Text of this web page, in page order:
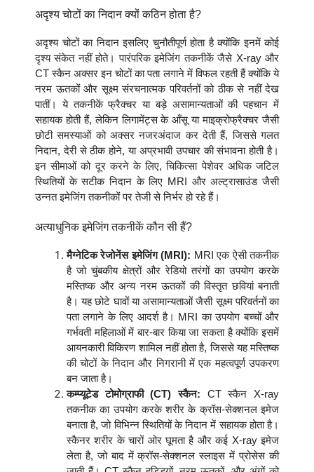
अदृश्य चोटों का निदान क्यों कठिन होता है?
अदृश्य चोटों का निदान इसलिए चुनौतीपूर्ण होता है क्योंकि इनमें कोई
दृश्य संकेत नहीं होते। पारंपरिक इमेजिंग तकनीकें जैसे X-ray और
CT स्कैन अक्सर इन चोटों का पता लगाने में विफल रहती हैं क्योंकि ये
नरम ऊतकों और सूक्ष्म संरचनात्मक परिवर्तनों को ठीक से नहीं देख
पातीं। ये तकनीकें फ्रैक्चर या बड़े असामान्यताओं की पहचान में
सहायक होती हैं, लेकिन लिगामेंट्स के आँसू या माइक्रोफ्रैक्चर जैसी
छोटी समस्याओं को अक्सर नजरअंदाज कर देती हैं, जिससे गलत
निदान, देरी से ठीक होने, या अप्रभावी उपचार की संभावना होती है।
इन सीमाओं को दूर करने के लिए, चिकित्सा पेशेवर अधिक जटिल
स्थितियों के सटीक निदान के लिए MRI और अल्ट्रासाउंड जैसी
उन्नत इमेजिंग तकनीकों पर तेजी से निर्भर हो रहे हैं।
अत्याधुनिक इमेजिंग तकनीकें कौन सी हैं?
मैग्नेटिक रेजोनेंस इमेजिंग (MRI): MRI एक ऐसी तकनीक
है जो चुंबकीय क्षेत्रों और रेडियो तरंगों का उपयोग करके
मस्तिष्क और अन्य नरम ऊतकों की विस्तृत छवियां बनाती
है। यह छोटे घावों या असामान्यताओं जैसी सूक्ष्म परिवर्तनों का
पता लगाने के लिए आदर्श है। MRI का उपयोग बच्चों और
गर्भवती महिलाओं में बार-बार किया जा सकता है क्योंकि इसमें
आयनकारी विकिरण शामिल नहीं होता है, जिससे यह मस्तिष्क
की चोटों के निदान और निगरानी में एक महत्वपूर्ण उपकरण
बन जाता है।
कम्प्यूटेड टोमोग्राफी (CT) स्कैन: CT स्कैन X-ray
तकनीक का उपयोग करके शरीर के क्रॉस-सेक्शनल इमेज
बनाता है, जो विभिन्न स्थितियों के निदान में सहायक होता है।
स्कैनर शरीर के चारों ओर घूमता है और कई X-ray इमेज
लेता है, जो बाद में क्रॉस-सेक्शनल स्लाइस में प्रोसेस की